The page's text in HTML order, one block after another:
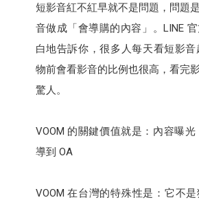
短影音紅不紅早就不是問題，問題
音做成「會導購的內容」。LINE
白地告訴你，很多人每天看短影
物前會看影音的比例也很高，看完
驚人。
VOOM 的關鍵價值就是：內容曝
導到 OA
VOOM 在台灣的特殊性是：它不